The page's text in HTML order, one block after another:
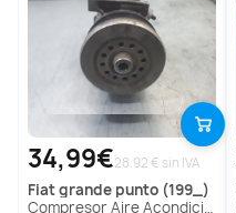
34,99€28.92 € sin IVA
fiatgrande punto (199_)
Compresor Aire Acondicionado para Fiat Grande Punto (199_)